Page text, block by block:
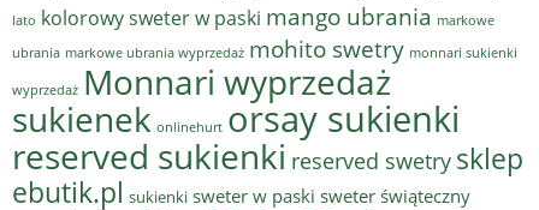
lato kolorowy sweter w paski mango ubrania markowe
ubrania markowe ubrania wyprzedaż mohito swetry monnari sukienki
wyprzedaż Monnari wyprzedaż
sukienek onlinehurt orsay sukienki
reserved sukienki reserved swetry sklep
ebutik.pl sukienki sweter w paski sweter świąteczny